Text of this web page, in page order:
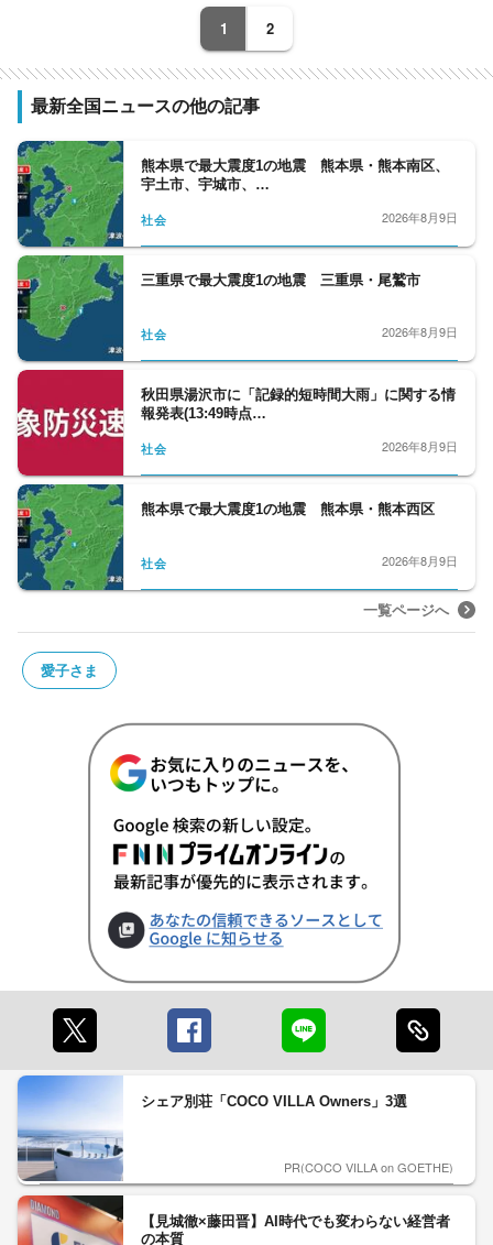
交通･国土、教育、科学、宇宙、災害・防災
など、幅広い分野をフォロー。天皇陛下など
皇室の動向、都政から首都圏自治体の行政も
の垣根を越えて取材に取り組んでいます。
1 2
最新全国ニュースの他の記事
熊本県で最大震度1の地震 熊本県・熊本南区、
宇土市、宇城市、…
社会 2026年8月9日
三重県で最大震度1の地震 三重県・尾鷲市
社会 2026年8月9日
秋田県湯沢市に「記録的短時間大雨」に関する情
報発表(13:49時点…
社会 2026年8月9日
熊本県で最大震度1の地震 熊本県・熊本西区
社会 2026年8月9日
一覧ページへ
愛子さま
シェア別荘「COCO VILLA Owners」3選
PR(COCO VILLA on GOETHE)
【見城徹×藤田晋】AI時代でも変わらない経営者
の本質